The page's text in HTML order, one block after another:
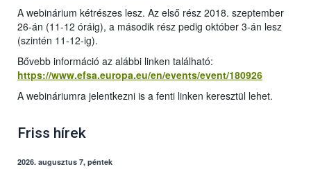
A webinárium kétrészes lesz. Az első rész 2018. szeptember
26-án (11-12 óráig), a második rész pedig október 3-án lesz
(szintén 11-12-ig).
Bővebb információ az alábbi linken található:
https://www.efsa.europa.eu/en/events/event/180926
A webináriumra jelentkezni is a fenti linken keresztül lehet.
Friss hírek
2026. augusztus 7, péntek